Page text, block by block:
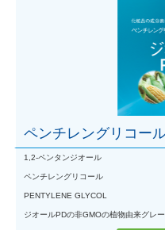
ペンチレングリコー
1,2-ペンタンジオール
ペンチレングリコール
PENTYLENE GLYCOL
ジオールPDの非GMOの植物由来グレー